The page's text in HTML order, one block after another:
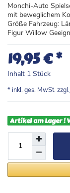
Monchi-Auto
mit beweglichem
Größe Fahrzeug:
Figur Willow
19,95 €*
Inhalt 1 Stück
* inkl. ges. MwSt. zzgl.
Artikel am Lager !